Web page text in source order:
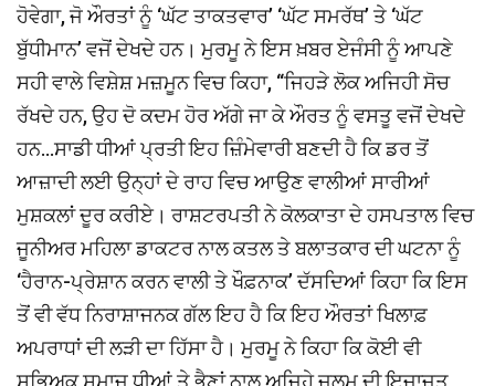
ਹੋਵੇਗਾ, ਜੋ ਔਰਤਾਂ ਨੂੰ ‘ਘੱਟ ਤਾਕਤਵਾਰ’ ‘ਘੱਟ ਸਮਰੱਥ’ ਤੇ ‘ਘੱਟ
ਬੁੱਧੀਮਾਨ’ ਵਜੋਂ ਦੇਖਦੇ ਹਨ। ਮੁਰਮੂ ਨੇ ਇਸ ਖ਼ਬਰ ਏਜੰਸੀ ਨੂੰ ਆਪਣੇ
ਸਹੀ ਵਾਲੇ ਵਿਸ਼ੇਸ਼ ਮਜ਼ਮੂਨ ਵਿਚ ਕਿਹਾ, ‘‘ਜਿਹੜੇ ਲੋਕ ਅਜਿਹੀ ਸੋਚ
ਰੱਖਦੇ ਹਨ, ਉਹ ਦੋ ਕਦਮ ਹੋਰ ਅੱਗੇ ਜਾ ਕੇ ਔਰਤ ਨੂੰ ਵਸਤੂ ਵਜੋਂ ਦੇਖਦੇ
ਹਨ…ਸਾਡੀ ਧੀਆਂ ਪ੍ਰਤੀ ਇਹ ਜ਼ਿੰਮੇਵਾਰੀ ਬਣਦੀ ਹੈ ਕਿ ਡਰ ਤੋਂ
ਆਜ਼ਾਦੀ ਲਈ ਉਨ੍ਹਾਂ ਦੇ ਰਾਹ ਵਿਚ ਆਉਣ ਵਾਲੀਆਂ ਸਾਰੀਆਂ
ਮੁਸ਼ਕਲਾਂ ਦੂਰ ਕਰੀਏ। ਰਾਸ਼ਟਰਪਤੀ ਨੇ ਕੋਲਕਾਤਾ ਦੇ ਹਸਪਤਾਲ ਵਿਚ
ਜੂਨੀਅਰ ਮਹਿਲਾ ਡਾਕਟਰ ਨਾਲ ਕਤਲ ਤੇ ਬਲਾਤਕਾਰ ਦੀ ਘਟਨਾ ਨੂੰ
‘ਹੈਰਾਨ-ਪ੍ਰੇਸ਼ਾਨ ਕਰਨ ਵਾਲੀ ਤੇ ਖੌਫ਼ਨਾਕ’ ਦੱਸਦਿਆਂ ਕਿਹਾ ਕਿ ਇਸ
ਤੋਂ ਵੀ ਵੱਧ ਨਿਰਾਸ਼ਾਜਨਕ ਗੱਲ ਇਹ ਹੈ ਕਿ ਇਹ ਔਰਤਾਂ ਖਿਲਾਫ਼
ਅਪਰਾਧਾਂ ਦੀ ਲੜੀ ਦਾ ਹਿੱਸਾ ਹੈ। ਮੁਰਮੂ ਨੇ ਕਿਹਾ ਕਿ ਕੋਈ ਵੀ